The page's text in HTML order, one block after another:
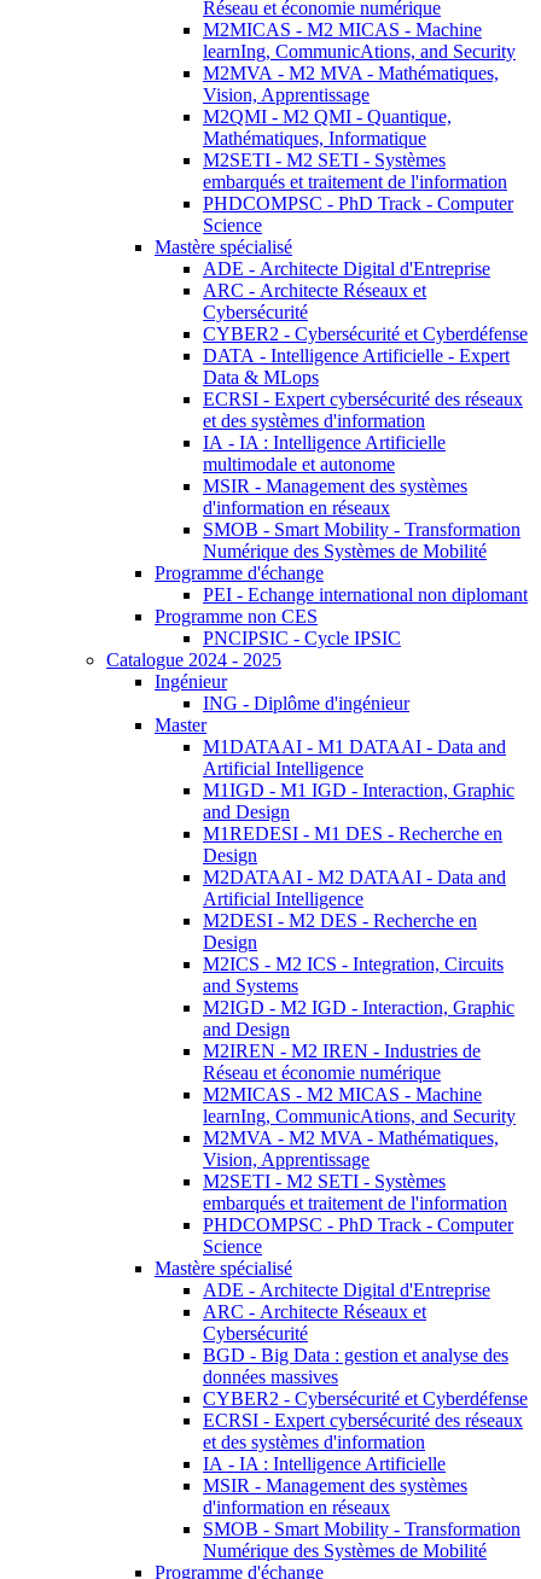
Réseau et économie numérique
M2MICAS - M2 MICAS - Machine
learnIng, CommunicAtions, and Security
M2MVA - M2 MVA - Mathématiques,
Vision, Apprentissage
M2QMI - M2 QMI - Quantique,
Mathématiques, Informatique
M2SETI - M2 SETI - Systèmes
embarqués et traitement de l'information
PHDCOMPSC - PhD Track - Computer
Science
Mastère spécialisé
ADE - Architecte Digital d'Entreprise
ARC - Architecte Réseaux et
Cybersécurité
CYBER2 - Cybersécurité et Cyberdéfense
DATA - Intelligence Artificielle - Expert
Data & MLops
ECRSI - Expert cybersécurité des réseaux
et des systèmes d'information
IA - IA : Intelligence Artificielle
multimodale et autonome
MSIR - Management des systèmes
d'information en réseaux
SMOB - Smart Mobility - Transformation
Numérique des Systèmes de Mobilité
Programme d'échange
PEI - Echange international non diplomant
Programme non CES
PNCIPSIC - Cycle IPSIC
Catalogue 2024 - 2025
Ingénieur
ING - Diplôme d'ingénieur
Master
M1DATAAI - M1 DATAAI - Data and
Artificial Intelligence
M1IGD - M1 IGD - Interaction, Graphic
and Design
M1REDESI - M1 DES - Recherche en
Design
M2DATAAI - M2 DATAAI - Data and
Artificial Intelligence
M2DESI - M2 DES - Recherche en
Design
M2ICS - M2 ICS - Integration, Circuits
and Systems
M2IGD - M2 IGD - Interaction, Graphic
and Design
M2IREN - M2 IREN - Industries de
Réseau et économie numérique
M2MICAS - M2 MICAS - Machine
learnIng, CommunicAtions, and Security
M2MVA - M2 MVA - Mathématiques,
Vision, Apprentissage
M2SETI - M2 SETI - Systèmes
embarqués et traitement de l'information
PHDCOMPSC - PhD Track - Computer
Science
Mastère spécialisé
ADE - Architecte Digital d'Entreprise
ARC - Architecte Réseaux et
Cybersécurité
BGD - Big Data : gestion et analyse des
données massives
CYBER2 - Cybersécurité et Cyberdéfense
ECRSI - Expert cybersécurité des réseaux
et des systèmes d'information
IA - IA : Intelligence Artificielle
MSIR - Management des systèmes
d'information en réseaux
SMOB - Smart Mobility - Transformation
Numérique des Systèmes de Mobilité
Programme d'échange